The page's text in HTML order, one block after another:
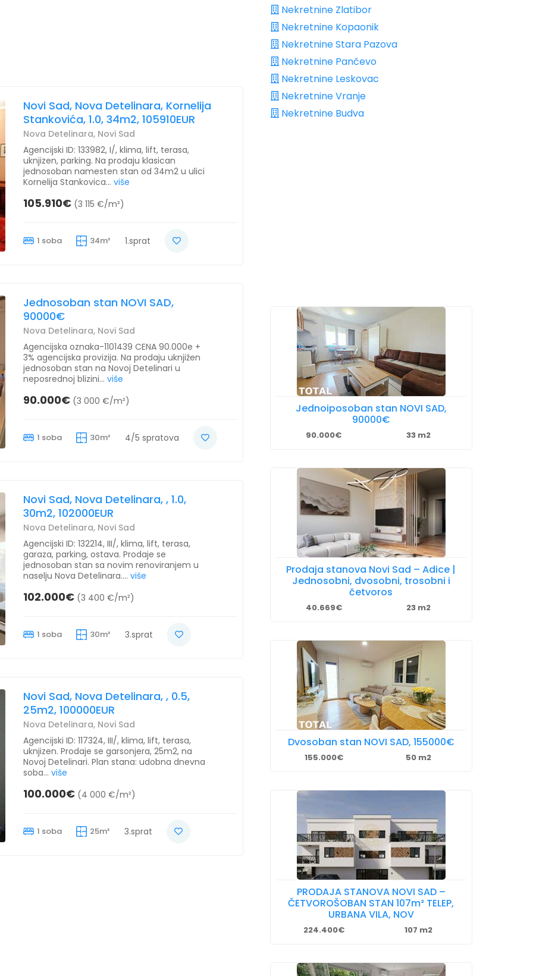
Novi Sad, Nova Detelinara, Kornelija
Stankovića, 1.0, 34m2, 105910EUR
Nova Detelinara, Novi Sad
Agencijski ID: 133982, I/, klima, lift, terasa,
uknjizen, parking. Na prodaju klasican
jednosoban namesten stan od 34m2 u ulici
Kornelija Stankovica... više
105.910€ (3 115 €/m²)
1 soba 34m² 1.sprat
Jednosoban stan NOVI SAD,
90000€
Nova Detelinara, Novi Sad
Agencijska oznaka-1101439 CENA 90.000e +
3% agencijska provizija. Na prodaju uknjižen
jednosoban stan na Novoj Detelinari u
neposrednoj blizini... više
90.000€ (3 000 €/m²)
1 soba 30m² 4/5 spratova
Novi Sad, Nova Detelinara, , 1.0,
30m2, 102000EUR
Nova Detelinara, Novi Sad
Agencijski ID: 132214, III/, klima, lift, terasa,
garaza, parking, ostava. Prodaje se
jednosoban stan sa novim renoviranjem u
naselju Nova Detelinara.... više
102.000€ (3 400 €/m²)
1 soba 30m² 3.sprat
Novi Sad, Nova Detelinara, , 0.5,
25m2, 100000EUR
Nova Detelinara, Novi Sad
Agencijski ID: 117324, III/, klima, lift, terasa,
uknjizen. Prodaje se garsonjera, 25m2, na
Novoj Detelinari. Plan stana: udobna dnevna
soba... više
100.000€ (4 000 €/m²)
1 soba 25m² 3.sprat
Nekretnine Zlatibor
Nekretnine Kopaonik
Nekretnine Stara Pazova
Nekretnine Pančevo
Nekretnine Leskovac
Nekretnine Vranje
Nekretnine Budva
Jednoiposoban stan NOVI SAD,
90000€
90.000€ 33 m2
Prodaja stanova Novi Sad – Adice |
Jednosobni, dvosobni, trosobni i
četvoros
40.669€ 23 m2
Dvosoban stan NOVI SAD, 155000€
155.000€ 50 m2
PRODAJA STANOVA NOVI SAD –
ČETVOROŠOBAN STAN 107m² TELEP,
URBANA VILA, NOV
224.400€ 107 m2